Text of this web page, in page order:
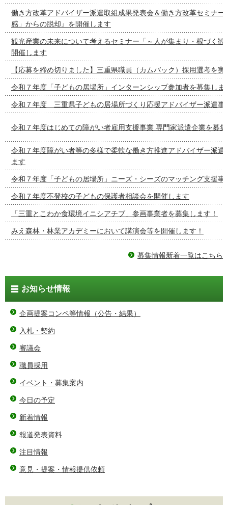
働き方改革アドバイザー派遣取組成果発表会＆働き方改革セミナー
感」からの脱却』を開催します
観光産業の未来について考えるセミナー「～人が集まり・根づく観
開催します
【応募を締め切りました】三重県職員（カムバック）採用選考を実
令和７年度「子どもの居場所」インターンシップ参加者を募集しま
令和７年度 三重県子どもの居場所づくり応援アドバイザー派遣事
令和７年度はじめての障がい者雇用支援事業 専門家派遣企業を募
令和７年度障がい者等の多様で柔軟な働き方推進アドバイザー派遣
ます
令和７年度「子どもの居場所」ニーズ・シーズのマッチング支援事
令和７年度不登校の子どもの保護者相談会を開催します
「三重とこわか食環境イニシアチブ」参画事業者を募集します！
みえ森林・林業アカデミーにおいて講演会等を開催します！
募集情報新着一覧はこちら
お知らせ情報
企画提案コンペ等情報（公告・結果）
入札・契約
審議会
職員採用
イベント・募集案内
今日の予定
新着情報
報道発表資料
注目情報
意見・提案・情報提供依頼